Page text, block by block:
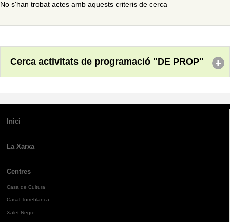
No s'han trobat actes amb aquests criteris de cerca
Cerca activitats de programació "DE PROP"
Inici
La Xarxa
Centres
Casa de Cultura
Casal Torreblanca
Xalet Negre